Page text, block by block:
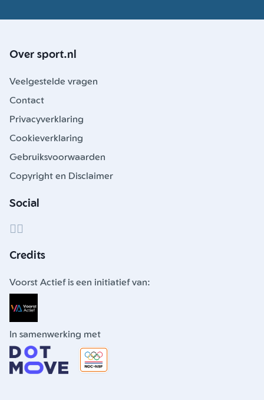
Over sport.nl
Veelgestelde vragen
Contact
Privacyverklaring
Cookieverklaring
Gebruiksvoorwaarden
Copyright en Disclaimer
Social
Credits
Voorst Actief is een initiatief van:
In samenwerking met